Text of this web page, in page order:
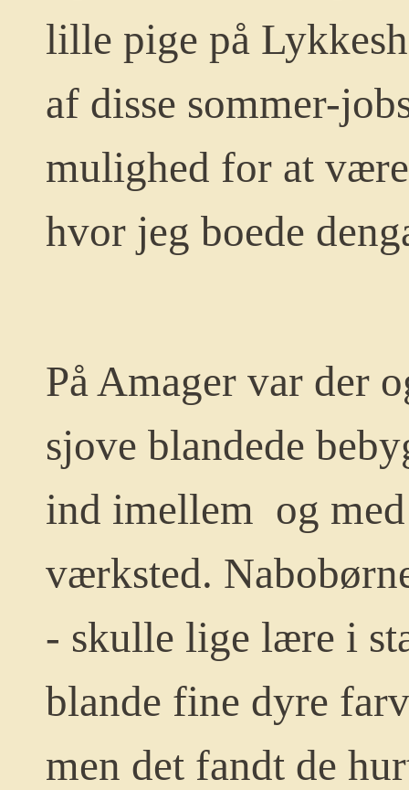
lille pige på
af disse sommer-
mulighed for at
hvor jeg boede
På Amager var der
sjove blandede
ind imellem og
værksted.
- skulle lige lære i
blande fine dyre
men det fandt de